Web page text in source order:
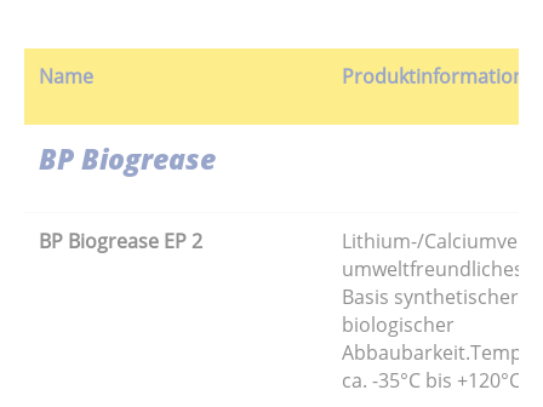
Name Produktinformation
BP Biogrease
BP Biogrease EP 2
Lithium-/
umweltfreundliches
Basis synthetischer
biologischer
ca. -35°C bis +120°C.